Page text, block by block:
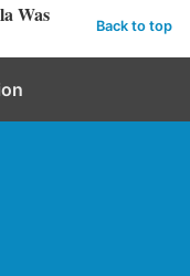
Was Back to top